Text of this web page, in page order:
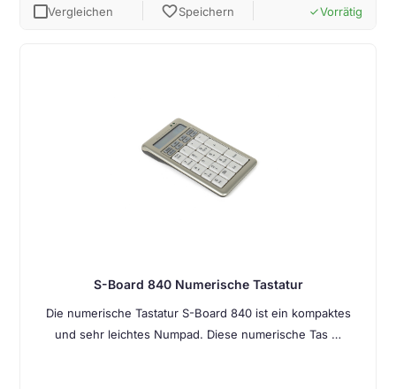
Vergleichen favoriteSpeichern doneVorrätig
S-Board 840 Numerische Tastatur
Die numerische Tastatur S-Board 840 ist ein kompaktes
und sehr leichtes Numpad. Diese numerische Tas …